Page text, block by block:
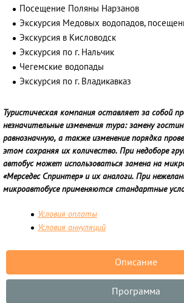
Посещение Поляны Нарзанов
Экскурсия Медовых водопадов,
Экскурсия в Кисловодск
Экскурсия по г. Нальчик
Чегемские водопады
Экскурсия по г. Владикавказ
Туристическая компания оставляет за собой
незначительные изменения тура: замену
равнозначную, а также изменение порядка
этом сохраняя их количество. При недоборе
автобус может использоваться замена на
«Мерседес Спринтер» и их аналоги. При
микроавтобусе применяются стандартные
Условия оплаты
Условия аннуляций
Описание
Программа